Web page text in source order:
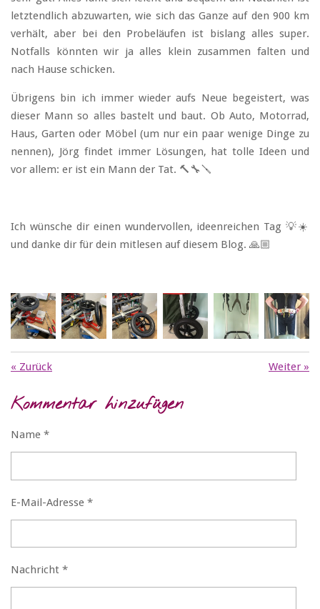
letztendlich abzuwarten, wie sich das Ganze auf den 900 km
verhält, aber bei den Probeläufen ist bislang alles super.
Notfalls könnten wir ja alles klein zusammen falten und
nach Hause schicken.
Übrigens bin ich immer wieder aufs Neue begeistert, was
dieser Mann so alles bastelt und baut. Ob Auto, Motorrad,
Haus, Garten oder Möbel (um nur ein paar wenige Dinge zu
nennen), Jörg findet immer Lösungen, hat tolle Ideen und
vor allem: er ist ein Mann der Tat. 🔨🔧🪛
Ich wünsche dir einen wundervollen, ideenreichen Tag 💡☀️
und danke dir für dein mitlesen auf diesem Blog. 🙏🏼
« Zurück Weiter »
Kommentar hinzufügen
Name *
E-Mail-Adresse *
Nachricht *